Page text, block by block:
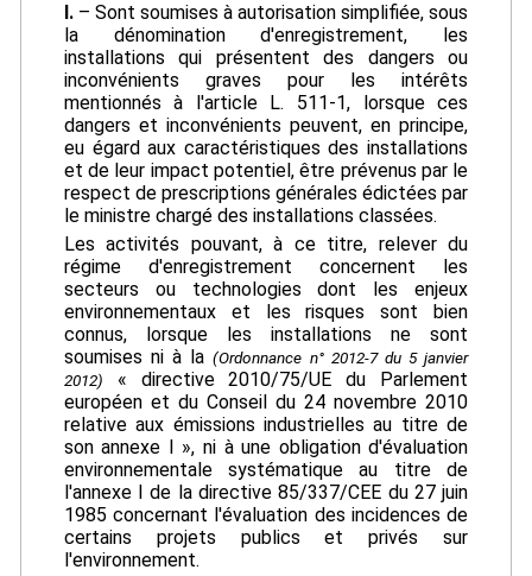
I.– Sont soumises à autorisation simplifiée, sous
la dénomination d'enregistrement, les
installations qui présentent des dangers ou
inconvénients graves pour les intérêts
mentionnés à l'article L. 511-1, lorsque ces
dangers et inconvénients peuvent, en principe,
eu égard aux caractéristiques des installations
et de leur impact potentiel, être prévenus par le
respect de prescriptions générales édictées par
le ministre chargé des installations classées.
Les activités pouvant, à ce titre, relever du
régime d'enregistrement concernent les
secteurs ou technologies dont les enjeux
environnementaux et les risques sont bien
connus, lorsque les installations ne sont
soumises ni à la(Ordonnance n° 2012-7 du 5 janvier
2012)
« directive 2010/75/UE du Parlement
européen et du Conseil du 24 novembre 2010
relative aux émissions industrielles au titre de
son annexe I », ni à une obligation d'évaluation
environnementale systématique au titre de
l'annexe I de la directive 85/337/CEE du 27 juin
1985 concernant l'évaluation des incidences de
certains projets publics et privés sur
l'environnement.